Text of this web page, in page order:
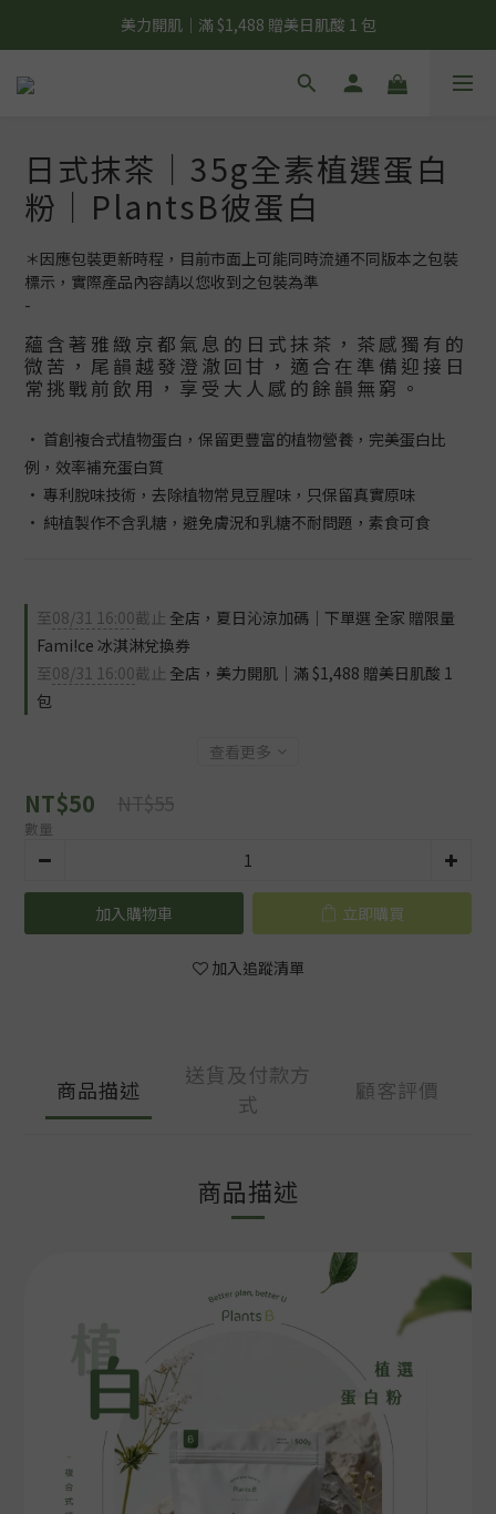
夏日輕補給｜500g 植物蛋白最低 $373 起
夏日輕補給｜500g 植物蛋白最低 $373 起
新彼友輕體驗｜植物蛋白 15 入 $688 免運
夏日輕補給｜500g 植物蛋白最低 $373 起
日式抹茶｜35g全素植選蛋白
粉｜PlantsB彼蛋白
＊因應包裝更新時程，目前市面上可能同時流通不同版本之包裝
標示，實際產品內容請以您收到之包裝為準
-
蘊含著雅緻京都氣息的日式抹茶，茶感獨有的
微苦，尾韻越發澄澈回甘，適合在準備迎接日
常挑戰前飲用，享受大人感的餘韻無窮。
• 首創複合式植物蛋白，保留更豐富的植物營養，完美蛋白比
例，效率補充蛋白質
• 專利脫味技術，去除植物常見豆腥味，只保留真實原味
• 純植製作不含乳糖，避免膚況和乳糖不耐問題，素食可食
至08/31 16:00截止 全店，夏日沁涼加碼｜下單選 全家 贈限量
Fami!ce 冰淇淋兌換券
至08/31 16:00截止 全店，美力開肌｜滿 $1,488 贈美日肌酸 1
包
查看更多
NT$50 NT$55
數量
加入購物車 立即購買
加入追蹤清單
商品描述
送貨及付款方
式
顧客評價
商品描述